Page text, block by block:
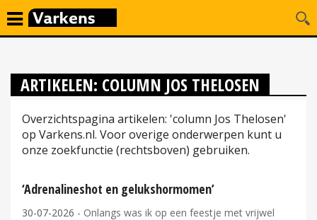
ARTIKELEN: COLUMN JOS THELOSEN
Overzichtspagina artikelen: 'column Jos Thelosen'
op Varkens.nl. Voor overige onderwerpen kunt u
onze zoekfunctie (rechtsboven) gebruiken.
‘Adrenalineshot en gelukshormomen’
30-07-2026 - Onlangs was ik op een feestje met vrijwel